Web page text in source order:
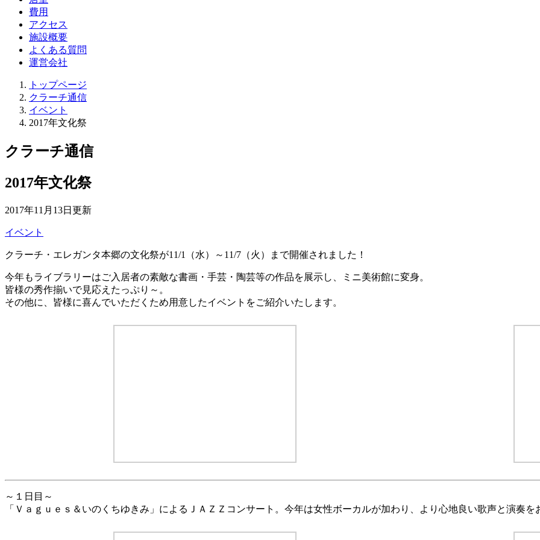
費用
アクセス
施設概要
よくある質問
運営会社
トップページ
クラーチ通信
イベント
2017年文化祭
クラーチ通信
2017年文化祭
2017年11月13日更新
イベント
クラーチ・エレガンタ本郷の文化祭が11/1（水）～11/7（火）まで開催されました！
今年もライブラリーはご入居者の素敵な書画・手芸・陶芸等の作品を展示し、ミニ美術館に変身。
皆様の秀作揃いで見応えたっぷり～。
その他に、皆様に喜んでいただくため用意したイベントをご紹介いたします。
～１日目～
「Ｖａｇｕｅｓ＆いのくちゆきみ」によるＪＡＺＺコンサート。今年は女性ボーカルが加わり、より心地良い歌声と演奏を